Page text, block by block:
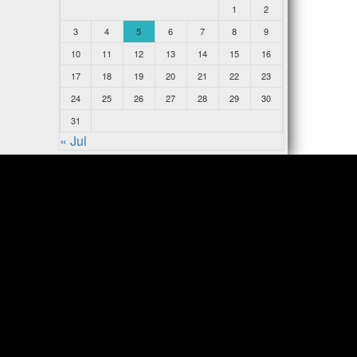
1
2
3
4 5 6 7 8
9
10
11 12 13 14 15
16
17
18 19 20 21 22
23
24
25 26 27 28 29
30
31
« Jul